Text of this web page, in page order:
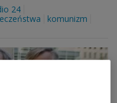
24
komunizm